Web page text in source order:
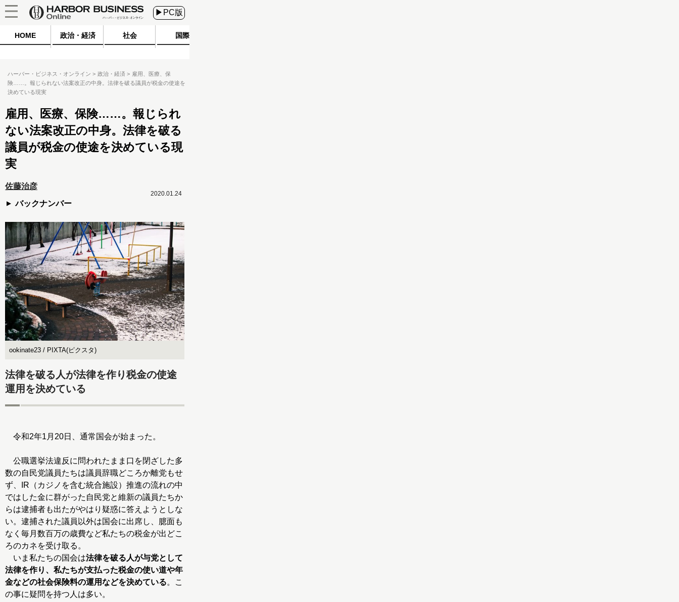
▶PC版
HOME 政治・経済 社会 国際
ハーバー・ビジネス・オンライン 政治・経済
雇用、医療、保
険……。報じられない法案改正の中身。法律を破る議員が税金の使途を
決めている現実
雇用、医療、保険……。報じられ
ない法案改正の中身。法律を破る
議員が税金の使途を決めている現
実
佐藤治彦
バックナンバー
2020.01.24
ookinate23 / PIXTA(ピクスタ)
法律を破る人が法律を作り税金の使途
運用を決めている
令和2年1月20日、通常国会が始まった。
公職選挙法違反に問われたまま口を閉ざした多
数の自民党議員たちは議員辞職どころか離党もせ
ず、IR（カジノを含む統合施設）推進の流れの中
ではした金に群がった自民党と維新の議員たちか
らは逮捕者も出たがやはり疑惑に答えようとしな
い。逮捕された議員以外は国会に出席し、臆面も
なく毎月数百万の歳費など私たちの税金が出どこ
ろのカネを受け取る。
いま私たちの国会は法律を破る人が与党として
法律を作り、私たちが支払った税金の使い道や年
金などの社会保険料の運用などを決めている。こ
の事に疑問を持つ人は多い。